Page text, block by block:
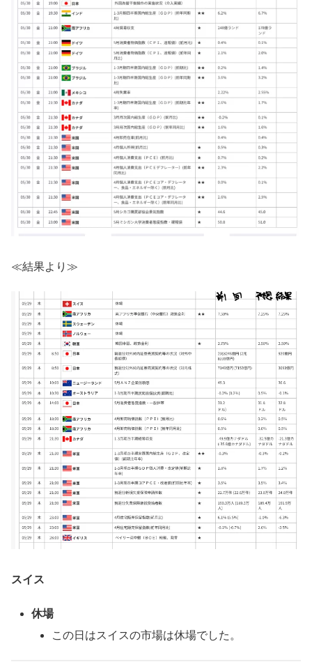
≪結果より≫
スイス
休場
この日はスイスの市場は休場でした。